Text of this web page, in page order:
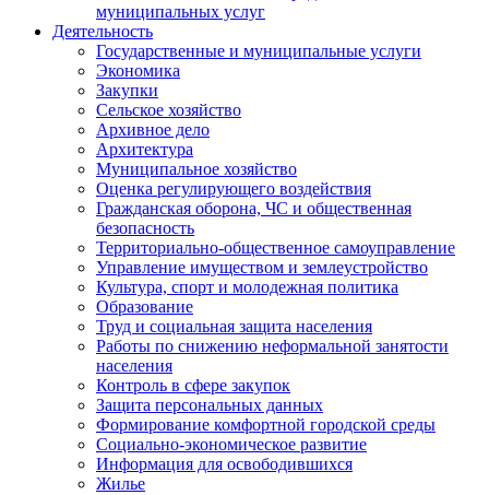
муниципальных услуг
Деятельность
Государственные и муниципальные услуги
Экономика
Закупки
Сельское хозяйство
Архивное дело
Архитектура
Муниципальное хозяйство
Оценка регулирующего воздействия
Гражданская оборона, ЧС и общественная
безопасность
Территориально-общественное самоуправление
Управление имуществом и землеустройство
Культура, спорт и молодежная политика
Образование
Труд и социальная защита населения
Работы по снижению неформальной занятости
населения
Контроль в сфере закупок
Защита персональных данных
Формирование комфортной городской среды
Социально-экономическое развитие
Информация для освободившихся
Жилье